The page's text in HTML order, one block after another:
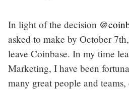
In light of the decision
asked to make by October
leave Coinbase. In my time
Marketing, I have been
many great people and